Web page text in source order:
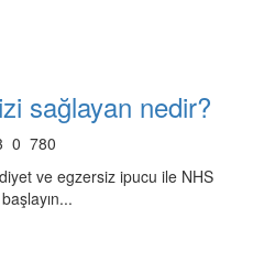
sağlayan nedir?
0 780
ve egzersiz ipucu ile NHS